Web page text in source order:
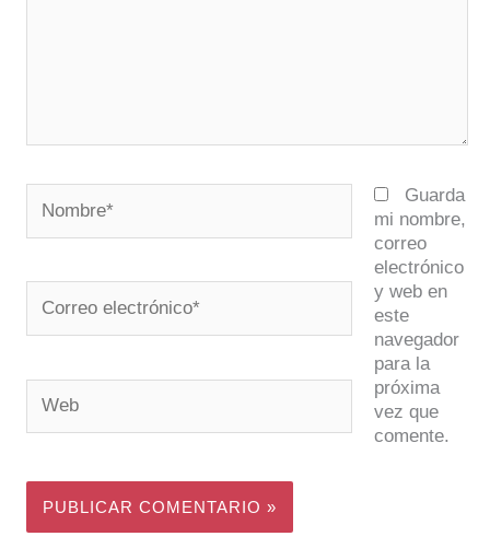
electrónico*
Guarda
mi nombre,
correo
electrónico
y web en
este
navegador
para la
próxima
vez que
comente.